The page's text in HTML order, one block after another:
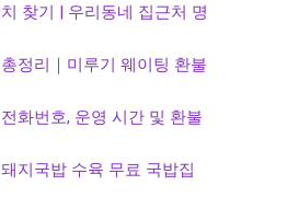
찾기 | 우리동네 집근처 명
정리｜미루기 웨이팅 환불
화번호, 운영 시간 및 환불
지국밥 수육 무료 국밥집